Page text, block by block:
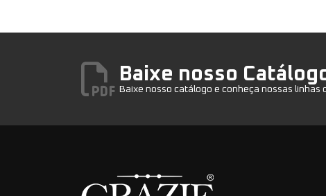
Baixe nosso
Baixe nosso catálogo e conheça nossas linhas